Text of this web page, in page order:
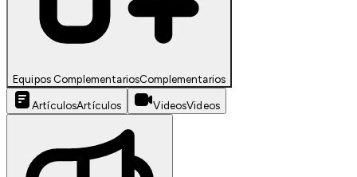
Equipos ComplementariosComplementarios
ArtículosArtículos VideosVideos